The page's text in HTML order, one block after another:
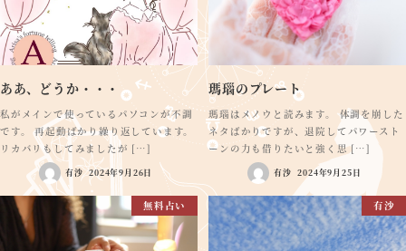
ああ、どうか・・・
私がメインで使っているパソコンが不調
です。 再起動ばかり繰り返しています。
リカバリもしてみましたが […]
有沙 2024年9月26日
瑪瑙のプレート
瑪瑙はメノウと読みます。 体調を崩した
ネタばかりですが、退院してパワースト
ーンの力も借りたいと強く思 […]
有沙 2024年9月25日
無料占い 有沙